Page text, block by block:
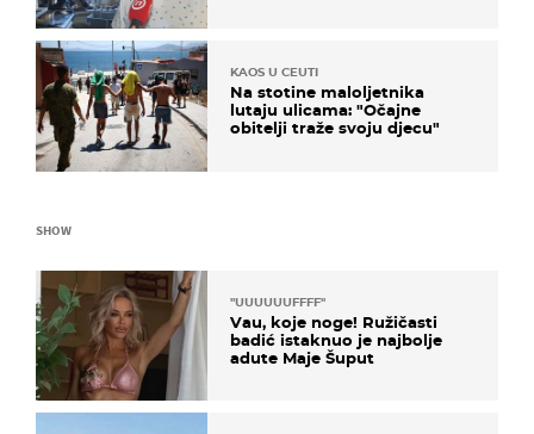
KAOS U CEUTI
Na stotine maloljetnika
lutaju ulicama: "Očajne
obitelji traže svoju djecu"
SHOW
"UUUUUUFFFF"
Vau, koje noge! Ružičasti
badić istaknuo je najbolje
adute Maje Šuput